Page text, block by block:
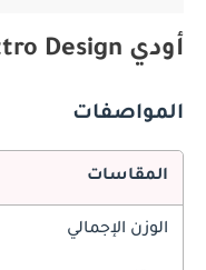
أودي A4 45 TFSI Quattro Design (252 حصان) المواصفات والميزات
المواصفات
المقاسات
الوزن الإجمالي